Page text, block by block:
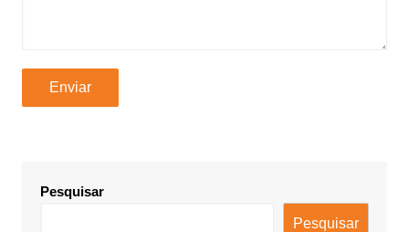
Pesquisar
Pesquisar